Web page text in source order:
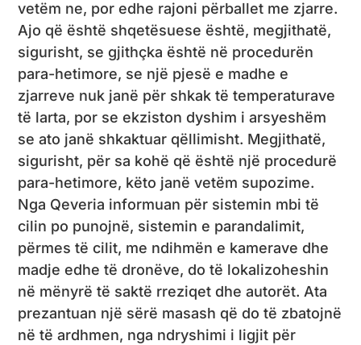
vetëm ne, por edhe rajoni përballet me zjarre.
Ajo që është shqetësuese është, megjithatë,
sigurisht, se gjithçka është në procedurën
para-hetimore, se një pjesë e madhe e
zjarreve nuk janë për shkak të temperaturave
të larta, por se ekziston dyshim i arsyeshëm
se ato janë shkaktuar qëllimisht. Megjithatë,
sigurisht, për sa kohë që është një procedurë
para-hetimore, këto janë vetëm supozime.
Nga Qeveria informuan për sistemin mbi të
cilin po punojnë, sistemin e parandalimit,
përmes të cilit, me ndihmën e kamerave dhe
madje edhe të dronëve, do të lokalizoheshin
në mënyrë të saktë rreziqet dhe autorët. Ata
prezantuan një sërë masash që do të zbatojnë
në të ardhmen, nga ndryshimi i ligjit për